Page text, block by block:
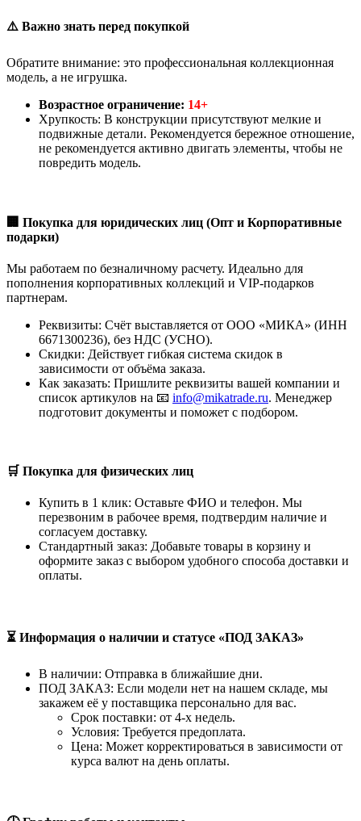
⚠️ Важно знать перед покупкой
Обратите внимание: это профессиональная коллекционная
модель, а не игрушка.
Возрастное ограничение: 14+
Хрупкость: В конструкции присутствуют мелкие и
подвижные детали. Рекомендуется бережное отношение,
не рекомендуется активно двигать элементы, чтобы не
повредить модель.
🏢 Покупка для юридических лиц (Опт и Корпоративные
подарки)
Мы работаем по безналичному расчету. Идеально для
пополнения корпоративных коллекций и VIP-подарков
партнерам.
Реквизиты: Счёт выставляется от ООО «МИКА» (ИНН
6671300236), без НДС (УСНО).
Скидки: Действует гибкая система скидок в
зависимости от объёма заказа.
Как заказать: Пришлите реквизиты вашей компании и
список артикулов на 📧 info@mikatrade.ru. Менеджер
подготовит документы и поможет с подбором.
🛒 Покупка для физических лиц
Купить в 1 клик: Оставьте ФИО и телефон. Мы
перезвоним в рабочее время, подтвердим наличие и
согласуем доставку.
Стандартный заказ: Добавьте товары в корзину и
оформите заказ с выбором удобного способа доставки и
оплаты.
⏳ Информация о наличии и статусе «ПОД ЗАКАЗ»
В наличии: Отправка в ближайшие дни.
ПОД ЗАКАЗ: Если модели нет на нашем складе, мы
закажем её у поставщика персонально для вас.
Срок поставки: от 4-х недель.
Условия: Требуется предоплата.
Цена: Может корректироваться в зависимости от
курса валют на день оплаты.